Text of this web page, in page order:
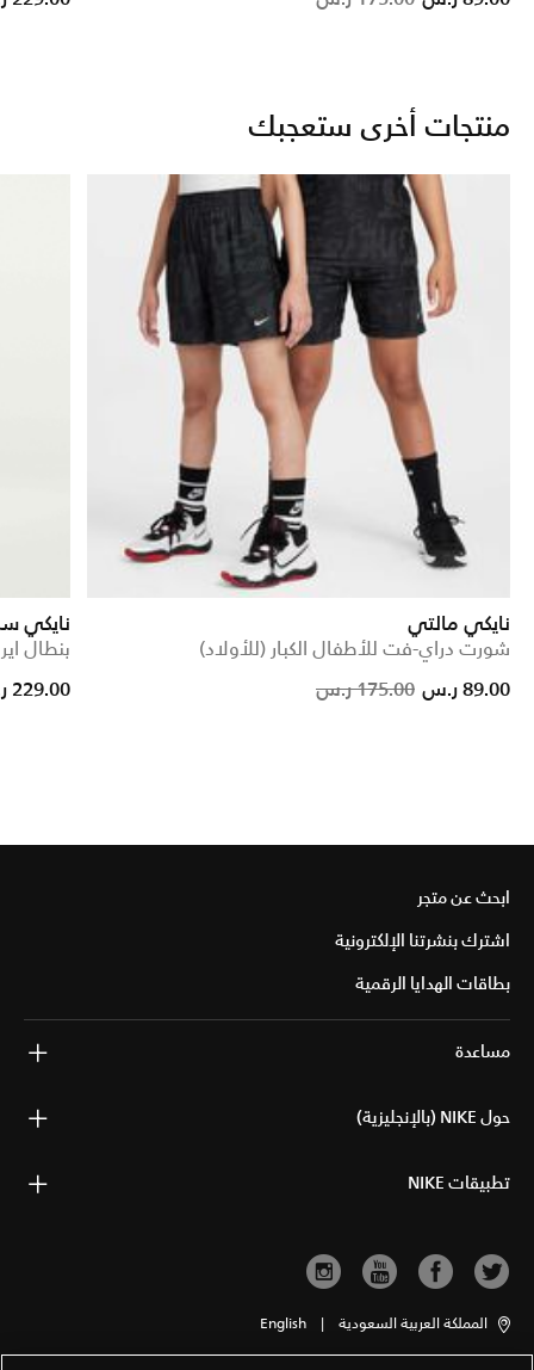
منتجات أخرى ستعجبك
نايكي مالتي
شورت دراي-فت للأطفال الكبار (للأولاد)
Price reduced from
175.00 ر.س
to 89.00 ر.س
نايكي
بنطال
reduced from
to
229.00 ر.س
ابحث عن متجر
اشترك بنشرتنا الإلكترونية
بطاقات الهدايا الرقمية
مساعدة
حول NIKE (بالإنجليزية)
تطبيقات NIKE
المملكة العربية السعودية |
English